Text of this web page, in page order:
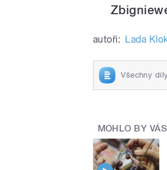
autoři: Lada
Všechny
MOHLO BY